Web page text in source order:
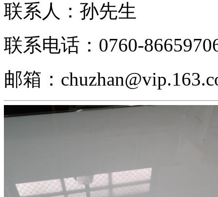
联系人：孙先生
联系电话：0760-
邮箱：